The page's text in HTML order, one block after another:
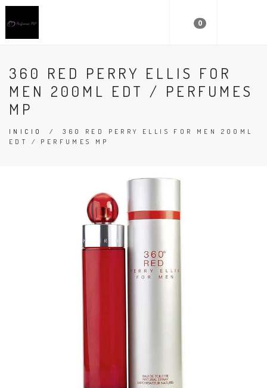
0
360 RED PERRY ELLIS FOR
MEN 200ML EDT / PERFUMES
MP
INICIO /360 RED PERRY ELLIS FOR MEN 200ML
EDT / PERFUMES MP